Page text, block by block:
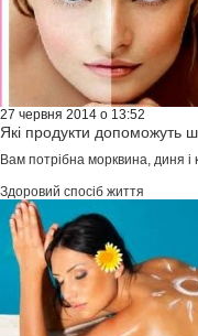
27 червня 2014 о 13:52
Які продукти допоможуть
Вам потрібна морквина, диня і
Здоровий спосіб життя